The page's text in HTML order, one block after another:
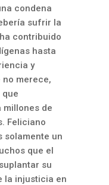
condena
sufrir la
contribuido
hasta
y
no merece,
millones de
Feliciano
solamente un
que el
su
la injusticia en